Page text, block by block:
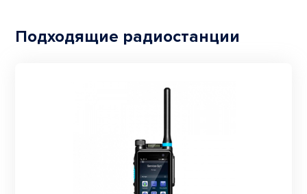
Подходящие радиостанции